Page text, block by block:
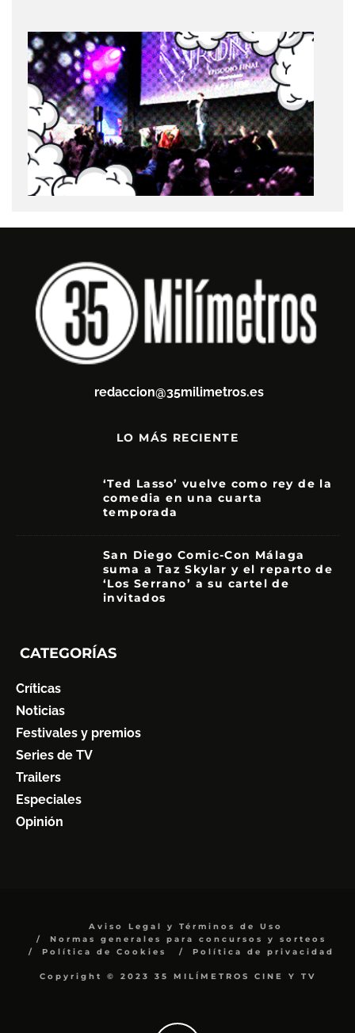
redaccion@35milimetros.es
LO MÁS RECIENTE
‘Ted Lasso’ vuelve como rey de la
comedia en una cuarta
temporada
San Diego Comic-Con Málaga
suma a Taz Skylar y el reparto de
‘Los Serrano’ a su cartel de
invitados
CATEGORÍAS
Críticas
Noticias
Festivales y premios
Series de TV
Trailers
Especiales
Opinión
Aviso Legal y Términos de Uso
Normas generales para concursos y sorteos
Política de Cookies
Política de privacidad
Copyright © 2023 35 MILÍMETROS CINE Y TV